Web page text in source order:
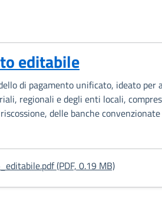
editabile
di pagamento unificato, ideato
regionali e degli enti locali,
delle banche
(PDF, 0.19 MB): Mod. F24